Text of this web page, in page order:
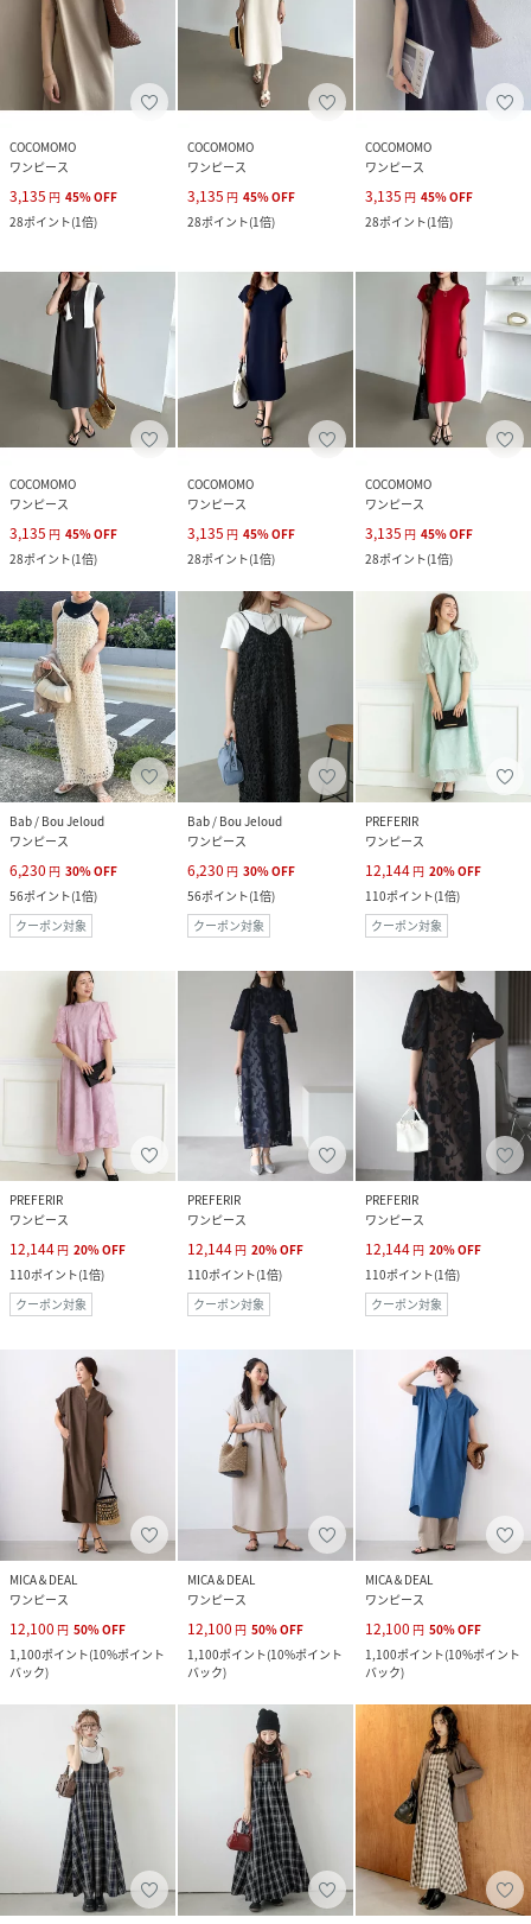
COCOMOMO
ワンピース
3,135 円 45%OFF
28ポイント(1倍)
COCOMOMO
ワンピース
3,135 円 45%OFF
28ポイント(1倍)
COCOMOMO
ワンピース
3,135 円 45%OFF
28ポイント(1倍)
COCOMOMO
ワンピース
3,135 円 45%OFF
28ポイント(1倍)
COCOMOMO
ワンピース
3,135 円 45%OFF
28ポイント(1倍)
COCOMOMO
ワンピース
3,135 円 45%OFF
28ポイント(1倍)
Bab / Bou Jeloud
ワンピース
6,230 円 30%OFF
56ポイント(1倍)
クーポン対象
Bab / Bou Jeloud
ワンピース
6,230 円 30%OFF
56ポイント(1倍)
クーポン対象
PREFERIR
ワンピース
12,144 円 20%OFF
110ポイント(1倍)
クーポン対象
PREFERIR
ワンピース
12,144 円 20%OFF
110ポイント(1倍)
クーポン対象
PREFERIR
ワンピース
12,144 円 20%OFF
110ポイント(1倍)
クーポン対象
PREFERIR
ワンピース
12,144 円 20%OFF
110ポイント(1倍)
クーポン対象
MICA＆DEAL
ワンピース
12,100 円 50%OFF
1,100ポイント(10%ポイント
バック)
MICA＆DEAL
ワンピース
12,100 円 50%OFF
1,100ポイント(10%ポイント
バック)
MICA＆DEAL
ワンピース
12,100 円 50%OFF
1,100ポイント(10%ポイント
バック)